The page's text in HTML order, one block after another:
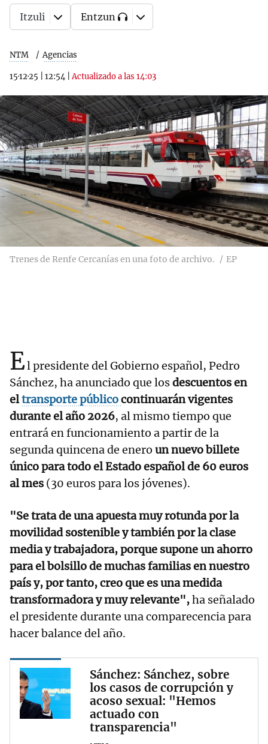
NTM Agencias
15·12·25 12:54 |Actualizado a las 14:03
Itzuli Entzun
Trenes de Renfe Cercanías en una foto de archivo. EP
El presidente del Gobierno español, Pedro
Sánchez, ha anunciado que losdescuentos en
eltransporte públicocontinuarán vigentes
durante el año 2026, al mismo tiempo que
entrará en funcionamiento a partir de la
segunda quincena de enero un nuevo billete
único para todo el Estado español de 60 euros
al mes (30 euros para los jóvenes).
"Se trata de una apuesta muy rotunda por la
movilidad sostenible y también por la clase
media y trabajadora, porque supone un ahorro
para el bolsillo de muchas familias en nuestro
país y, por tanto, creo que es una medida
transformadora y muy relevante",ha señalado
el presidente durante una comparecencia para
hacer balance del año.
Sánchez: Sánchez, sobre
los casos de corrupción y
acoso sexual: "Hemos
actuado con
transparencia"